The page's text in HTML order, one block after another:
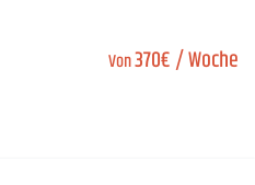
Von370€/ Woche